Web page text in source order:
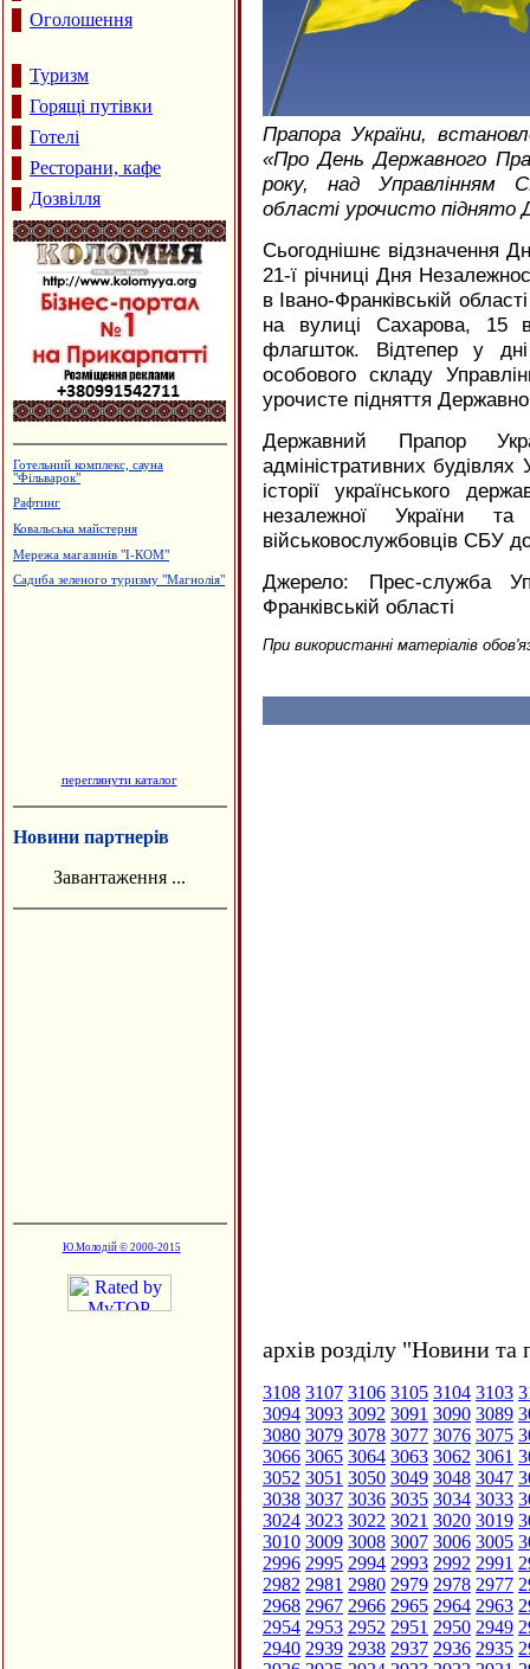
Оголошення
Туризм
Горящі путівки
Готелі
Ресторани, кафе
Дозвілля
Виробництво еластичної резинки
утеплення фасадів
Дзвони церковні
Кафе "Fresh"
переглянути каталог
Новини партнерів
Завантаження ...
Ю.Молодій © 2000-2015
Прапора України,
«Про День Державного
року, над Управлінням
області урочисто піднято
Сьогоднішнє відзначення
21-ї річниці Дня
в Івано-Франківській
на вулиці Сахарова, 15
флагшток. Відтепер у
особового складу
урочисте підняття
Державний Прапор
адміністративних
історії українського
незалежної України
військовослужбовців СБУ
Джерело: Прес-служба
Франківській області
При використанні матеріалів
архів розділу "Новини та
3108 3107 3106 3105 3104 3103
3094 3093 3092 3091 3090 3089
3080 3079 3078 3077 3076 3075
3066 3065 3064 3063 3062 3061
3052 3051 3050 3049 3048 3047
3038 3037 3036 3035 3034 3033
3024 3023 3022 3021 3020 3019
3010 3009 3008 3007 3006 3005
2996 2995 2994 2993 2992 2991
2982 2981 2980 2979 2978 2977
2968 2967 2966 2965 2964 2963
2954 2953 2952 2951 2950 2949
2940 2939 2938 2937 2936 2935